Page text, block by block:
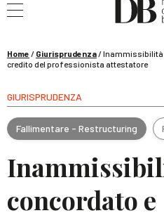
WEBINAR / 17
La governance
Home / Giurisprudenza/Inammissibilità
credito del professionista attestatore
GIURISPRUDENZA
Fallimentare - Restructuring
concordato e